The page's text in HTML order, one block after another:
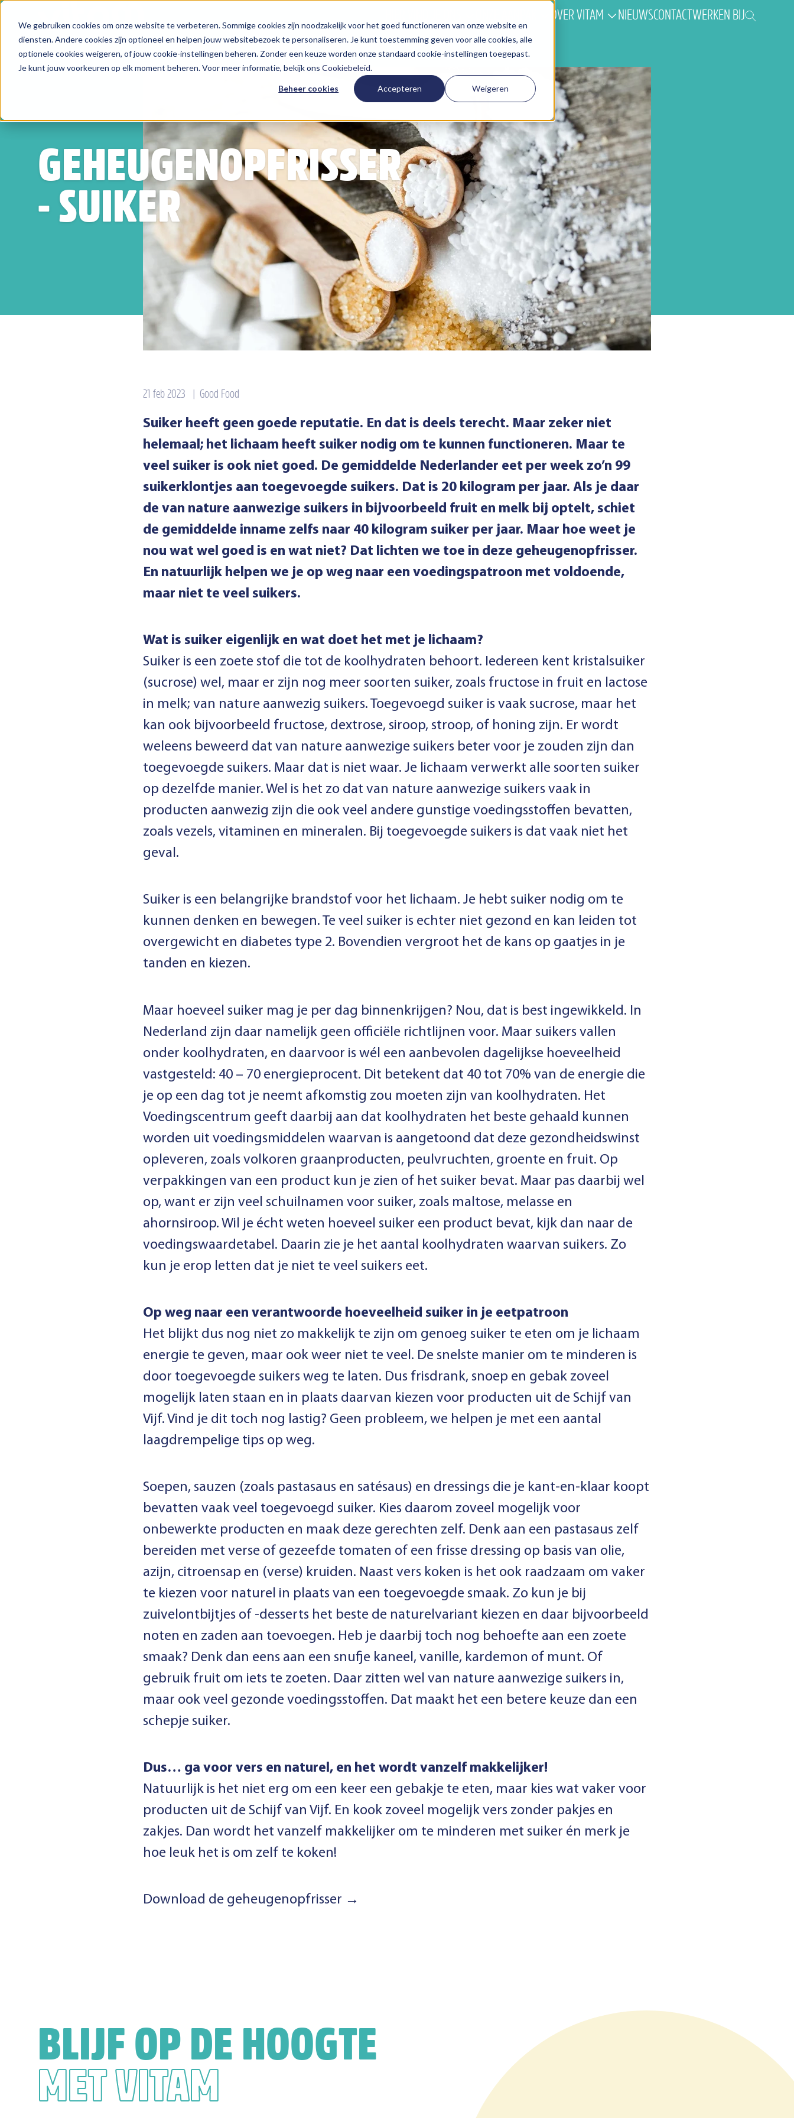
We gebruiken cookies om onze website te verbeteren. Sommige cookies zijn noodzakelijk voor het goed functioneren van onze website en
diensten. Andere cookies zijn optioneel en helpen jouw websitebezoek te personaliseren. Je kunt toestemming geven voor alle cookies, alle
optionele cookies weigeren, of jouw cookie-instellingen beheren. Zonder een keuze worden onze standaard cookie-instellingen toegepast.
Je kunt jouw voorkeuren op elk moment beheren. Voor meer informatie, bekijk ons Cookiebeleid.
Beheer cookies Accepteren Weigeren
OVER VITAM NIEUWSCONTACTWERKEN BIJ
Zoeken
GEHEUGENOPFRISSER
- SUIKER
21 feb 2023 | Good Food
Suiker heeft geen goede reputatie. En dat is deels terecht. Maar zeker niet
helemaal; het lichaam heeft suiker nodig om te kunnen functioneren. Maar te
veel suiker is ook niet goed. De gemiddelde Nederlander eet per week zo’n 99
suikerklontjes aan toegevoegde suikers. Dat is 20 kilogram per jaar. Als je daar
de van nature aanwezige suikers in bijvoorbeeld fruit en melk bij optelt, schiet
de gemiddelde inname zelfs naar 40 kilogram suiker per jaar. Maar hoe weet je
nou wat wel goed is en wat niet? Dat lichten we toe in deze geheugenopfrisser.
En natuurlijk helpen we je op weg naar een voedingspatroon met voldoende,
maar niet te veel suikers.
Wat is suiker eigenlijk en wat doet het met je lichaam?
Suiker is een zoete stof die tot de koolhydraten behoort. Iedereen kent kristalsuiker
(sucrose) wel, maar er zijn nog meer soorten suiker, zoals fructose in fruit en lactose
in melk; van nature aanwezig suikers. Toegevoegd suiker is vaak sucrose, maar het
kan ook bijvoorbeeld fructose, dextrose, siroop, stroop, of honing zijn. Er wordt
weleens beweerd dat van nature aanwezige suikers beter voor je zouden zijn dan
toegevoegde suikers. Maar dat is niet waar. Je lichaam verwerkt alle soorten suiker
op dezelfde manier. Wel is het zo dat van nature aanwezige suikers vaak in
producten aanwezig zijn die ook veel andere gunstige voedingsstoffen bevatten,
zoals vezels, vitaminen en mineralen. Bij toegevoegde suikers is dat vaak niet het
geval.
Suiker is een belangrijke brandstof voor het lichaam. Je hebt suiker nodig om te
kunnen denken en bewegen. Te veel suiker is echter niet gezond en kan leiden tot
overgewicht en diabetes type 2. Bovendien vergroot het de kans op gaatjes in je
tanden en kiezen.
Maar hoeveel suiker mag je per dag binnenkrijgen? Nou, dat is best ingewikkeld. In
Nederland zijn daar namelijk geen officiële richtlijnen voor. Maar suikers vallen
onder koolhydraten, en daarvoor is wél een aanbevolen dagelijkse hoeveelheid
vastgesteld: 40 – 70 energieprocent. Dit betekent dat 40 tot 70% van de energie die
je op een dag tot je neemt afkomstig zou moeten zijn van koolhydraten. Het
Voedingscentrum geeft daarbij aan dat koolhydraten het beste gehaald kunnen
worden uit voedingsmiddelen waarvan is aangetoond dat deze gezondheidswinst
opleveren, zoals volkoren graanproducten, peulvruchten, groente en fruit. Op
verpakkingen van een product kun je zien of het suiker bevat. Maar pas daarbij wel
op, want er zijn veel schuilnamen voor suiker, zoals maltose, melasse en
ahornsiroop. Wil je écht weten hoeveel suiker een product bevat, kijk dan naar de
voedingswaardetabel. Daarin zie je het aantal koolhydraten waarvan suikers. Zo
kun je erop letten dat je niet te veel suikers eet.
Op weg naar een verantwoorde hoeveelheid suiker in je eetpatroon
Het blijkt dus nog niet zo makkelijk te zijn om genoeg suiker te eten om je lichaam
energie te geven, maar ook weer niet te veel. De snelste manier om te minderen is
door toegevoegde suikers weg te laten. Dus frisdrank, snoep en gebak zoveel
mogelijk laten staan en in plaats daarvan kiezen voor producten uit de Schijf van
Vijf. Vind je dit toch nog lastig? Geen probleem, we helpen je met een aantal
laagdrempelige tips op weg.
Soepen, sauzen (zoals pastasaus en satésaus) en dressings die je kant-en-klaar koopt
bevatten vaak veel toegevoegd suiker. Kies daarom zoveel mogelijk voor
onbewerkte producten en maak deze gerechten zelf. Denk aan een pastasaus zelf
bereiden met verse of gezeefde tomaten of een frisse dressing op basis van olie,
azijn, citroensap en (verse) kruiden. Naast vers koken is het ook raadzaam om vaker
te kiezen voor naturel in plaats van een toegevoegde smaak. Zo kun je bij
zuivelontbijtjes of -desserts het beste de naturelvariant kiezen en daar bijvoorbeeld
noten en zaden aan toevoegen. Heb je daarbij toch nog behoefte aan een zoete
smaak? Denk dan eens aan een snufje kaneel, vanille, kardemon of munt. Of
gebruik fruit om iets te zoeten. Daar zitten wel van nature aanwezige suikers in,
maar ook veel gezonde voedingsstoffen. Dat maakt het een betere keuze dan een
schepje suiker.
Dus… ga voor vers en naturel, en het wordt vanzelf makkelijker!
Natuurlijk is het niet erg om een keer een gebakje te eten, maar kies wat vaker voor
producten uit de Schijf van Vijf. En kook zoveel mogelijk vers zonder pakjes en
zakjes. Dan wordt het vanzelf makkelijker om te minderen met suiker én merk je
hoe leuk het is om zelf te koken!
Download de geheugenopfrisser →
BLIJF OP DE HOOGTE
MET VITAM